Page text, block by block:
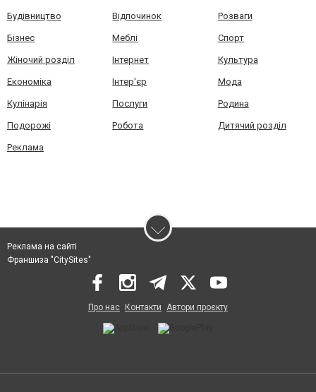
Будівництво Відпочинок Розваги
Бізнес Меблі Спорт
Жіночий розділ Інтернет Культура
Економіка Інтер'єр Мода
Кулінарія Послуги Родина
Подорожі Робота Дитячий розділ
Реклама
Реклама на сайті
Франшиза "CitySites"
Про нас Контакти Автори проєкту